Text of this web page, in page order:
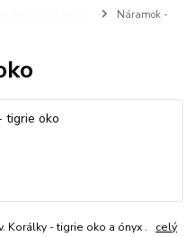
Náramok -
Korálky - tigrie oko a ónyx . celý